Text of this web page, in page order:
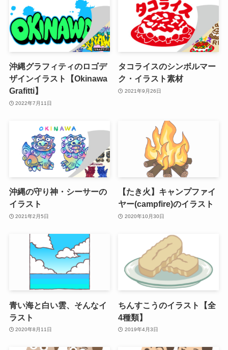
沖縄グラフィティのロゴデ
ザインイラスト【Okinawa
Grafitti】
2022年7月11日
タコライスのシンボルマー
ク・イラスト素材
2021年9月26日
沖縄の守り神・シーサーの
イラスト
2021年2月5日
【たき火】キャンプファイ
ヤー(campfire)のイラスト
2020年10月30日
青い海と白い雲、そんなイ
ラスト
2020年8月11日
ちんすこうのイラスト【全
4種類】
2019年4月3日